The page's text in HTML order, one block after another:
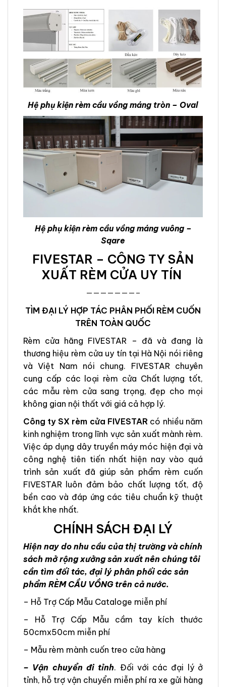
Hệ phụ kiện rèm cầu vồng máng tròn – Oval
Hệ phụ kiện rèm cầu vồng máng vuông –
Sqare
FIVESTAR – CÔNG TY SẢN
XUẤT RÈM CỬA UY TÍN
———————–
TÌM ĐẠI LÝ HỢP TÁC PHÂN PHỐI RÈM CUỐN
TRÊN TOÀN QUỐC
Rèm cửa hãng FIVESTAR – đã và đang là
thương hiệu rèm cửa uy tín tại Hà Nội nói riêng
và Việt Nam nói chung. FIVESTAR chuyên
cung cấp các loại rèm cửa Chất lượng tốt,
các mẫu rèm cửa sang trọng, đẹp cho mọi
không gian nội thất với giá cả hợp lý.
Công ty SX rèm cửa FIVESTAR có nhiều năm
kinh nghiệm trong lĩnh vực sản xuất mành rèm.
Việc áp dụng dây truyền máy móc hiện đại và
công nghệ tiên tiến nhất hiện nay vào quá
trình sản xuất đã giúp sản phẩm rèm cuốn
FIVESTAR luôn đảm bảo chất lượng tốt, độ
bền cao và đáp ứng các tiêu chuẩn kỹ thuật
khắt khe nhất.
CHÍNH SÁCH ĐẠI LÝ
Hiện nay do nhu cầu của thị trường và chính
sách mở rộng xưởng sản xuất nên chúng tôi
cần tìm đối tác, đại lý phân phối các sản
phẩm RÈM CẦU VỒNG trên cả nước.
– Hỗ Trợ Cấp Mẫu Cataloge miễn phí
– Hỗ Trợ Cấp Mẫu cầm tay kích thước
50cmx50cm miễn phí
– Mẫu rèm mành cuốn treo cửa hàng
– Vận chuyển đi tỉnh. Đối với các đại lý ở
tỉnh, hỗ trợ vận chuyển miễn phí ra xe gửi hàng